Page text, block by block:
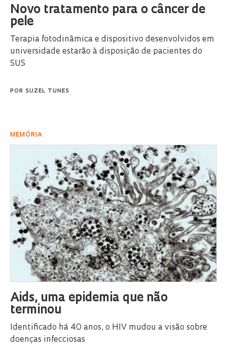
Novo tratamento para o câncer de
pele
Terapia fotodinâmica e dispositivo desenvolvidos em
universidade estarão à disposição de pacientes do
SUS
POR SUZEL TUNES
MEMÓRIA
Aids, uma epidemia que não
terminou
Identificado há 40 anos, o HIV mudou a visão sobre
doenças infecciosas